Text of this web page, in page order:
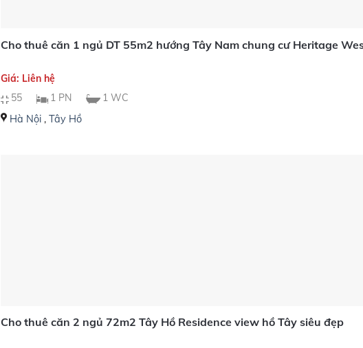
Cho thuê căn 1 ngủ DT 55m2 hướng Tây Nam chung cư Heritage
Giá: Liên hệ
55
1 PN
1 WC
Hà Nội ,Tây Hồ
Cho thuê căn 2 ngủ 72m2 Tây Hồ Residence view hồ Tây siêu đẹp